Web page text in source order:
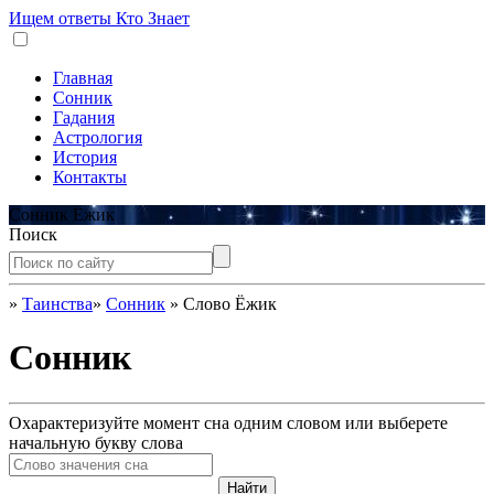
Ищем ответы Кто Знает
Главная
Сонник
Гадания
Астрология
История
Контакты
Сонник Ёжик
Поиск
» Таинства» Сонник » Слово Ёжик
Сонник
Охарактеризуйте момент сна одним словом или выберете
начальную букву слова